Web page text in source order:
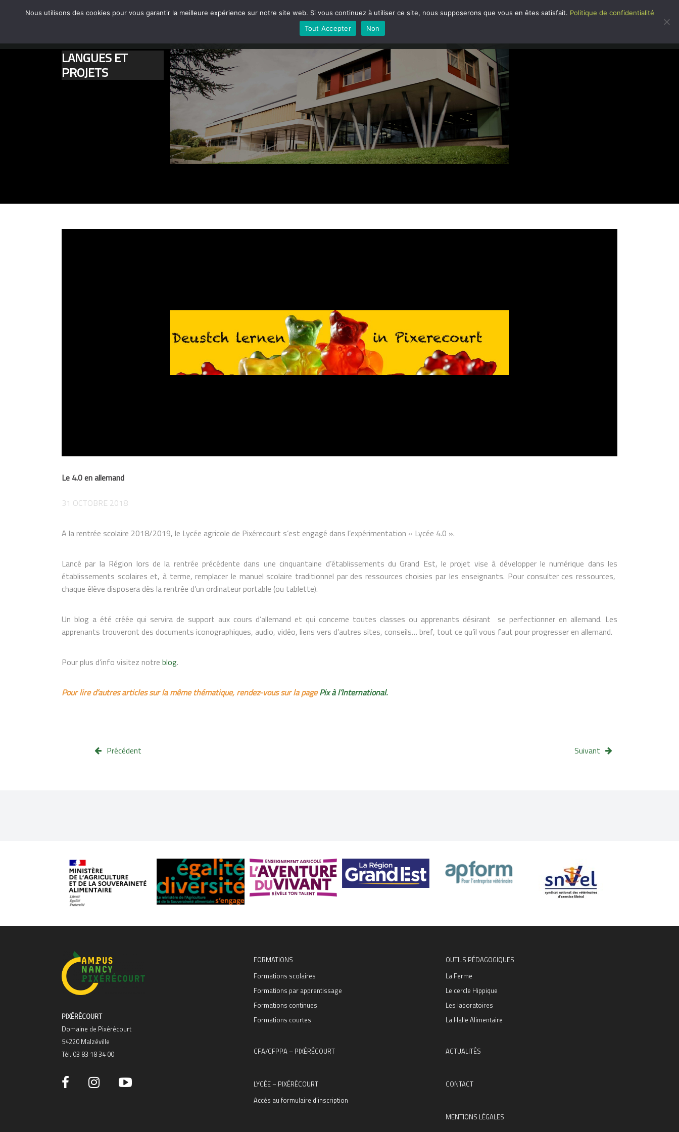
LA HALLE ALIMENTAIRE
LANGUES ET
PROJETS
Le 4.0 en allemand
31 OCTOBRE 2018
A la rentrée scolaire 2018/2019, le Lycée agricole de Pixérecourt s’est engagé dans l’expérimentation « Lycée 4.0 ».
Lancé par la Région lors de la rentrée précédente dans une cinquantaine d’établissements du Grand Est, le projet vise à développer le numérique dans les
établissements scolaires et, à terme, remplacer le manuel scolaire traditionnel par des ressources choisies par les enseignants. Pour consulter ces ressources,
chaque élève disposera dès la rentrée d’un ordinateur portable (ou tablette).
Un blog a été créée qui servira de support aux cours d’allemand et qui concerne toutes classes ou apprenants désirant se perfectionner en allemand. Les
apprenants trouveront des documents iconographiques, audio, vidéo, liens vers d’autres sites, conseils… bref, tout ce qu’il vous faut pour progresser en allemand.
Pour plus d’info visitez notre blog.
Pour lire d’autres articles sur la même thématique, rendez-vous sur la pagePix à l’International.
Suivant
Précédent
PIXÉRÉCOURT
Domaine de Pixérécourt
54220 Malzéville
Tél. 03 83 18 34 00
FORMATIONS
Formations scolaires
Formations par apprentissage
Formations continues
Formations courtes
CFA/CFPPA – PIXÉRÉCOURT
LYCÉE – PIXÉRÉCOURT
Accès au formulaire d’inscription
OUTILS PÉDAGOGIQUES
La Ferme
Le cercle Hippique
Les laboratoires
La Halle Alimentaire
ACTUALITÉS
CONTACT
MENTIONS LÉGALES
Nous utilisons des cookies pour vous garantir la meilleure expérience sur notre site web. Si vous continuez à utiliser ce site, nous supposerons que vous en êtes satisfait. Politique de confidentialité
Tout Accepter
Non